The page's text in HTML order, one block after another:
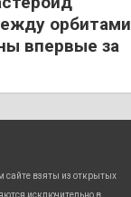
орбитами
впервые за
сайте взяты из открытых
исключительно в